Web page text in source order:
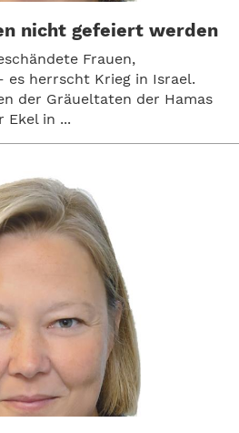
nicht gefeiert werden
Frauen,
es herrscht Krieg in Israel.
der Gräueltaten der Hamas
Ekel in ...